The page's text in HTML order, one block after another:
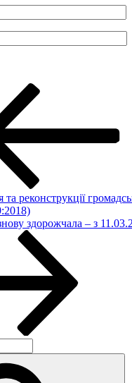
реконструкції
здорожчала – з